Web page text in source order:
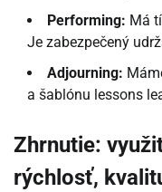
Performing: Má
Je zabezpečený
Adjourning:
a šablónu lessons
Zhrnutie:
rýchlosť,